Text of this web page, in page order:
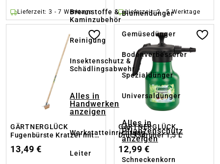
Brennstoffe &
Kaminzubehör
Reinigung
Insektenschutz &
Schädlingsabwehr
Alles in
Handwerken
anzeigen
Werkstatteinrichtung
Leiter
Blumendünger
Gemüsedünger
Bodenverbesserer
Spezialdünger
Universaldünger
Alles in
Pflanzenschutz
anzeigen
Schneckenkorn
Lieferzeit: 3 - 7 Werktage Lieferzeit: 2 - 5 Werktage
GÄRTNERGLÜCK
Fugenbürste Kratzer mit
13,49 €
GÄRTNERGLÜCK
Drucksprüher 1,5 L
12,99 €